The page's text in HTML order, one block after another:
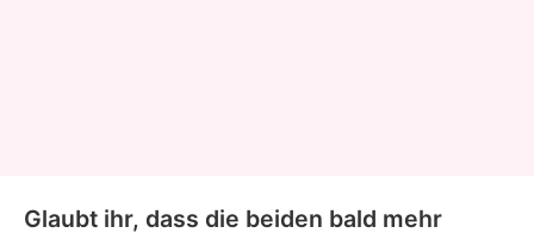
Glaubt ihr, dass die beiden bald mehr